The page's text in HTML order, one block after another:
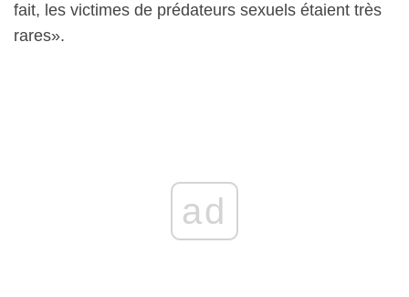
fait, les victimes de prédateurs sexuels étaient très
rares».
ad